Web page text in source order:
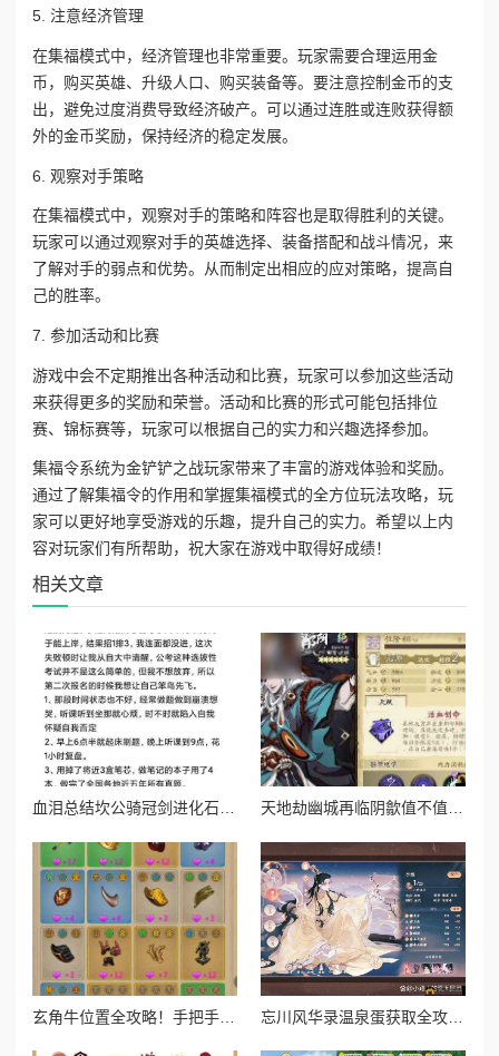
5. 注意经济管理
在集福模式中，经济管理也非常重要。玩家需要合理运用金
币，购买英雄、升级人口、购买装备等。要注意控制金币的支
出，避免过度消费导致经济破产。可以通过连胜或连败获得额
外的金币奖励，保持经济的稳定发展。
6. 观察对手策略
在集福模式中，观察对手的策略和阵容也是取得胜利的关键。
玩家可以通过观察对手的英雄选择、装备搭配和战斗情况，来
了解对手的弱点和优势。从而制定出相应的应对策略，提高自
己的胜率。
7. 参加活动和比赛
游戏中会不定期推出各种活动和比赛，玩家可以参加这些活动
来获得更多的奖励和荣誉。活动和比赛的形式可能包括排位
赛、锦标赛等，玩家可以根据自己的实力和兴趣选择参加。
集福令系统为金铲铲之战玩家带来了丰富的游戏体验和奖励。
通过了解集福令的作用和掌握集福模式的全方位玩法攻略，玩
家可以更好地享受游戏的乐趣，提升自己的实力。希望以上内
容对玩家们有所帮助，祝大家在游戏中取得好成绩！
相关文章
血泪总结坎公骑冠剑进化石副本通关暴哭预警！保姆级操作秘籍 天地劫幽城再临阴歙值不值得养？爆肝实测强度逆天？必看攻略！
忘川风华录温泉蛋获取全攻略！这5种方式让你暴击收藏季必备！